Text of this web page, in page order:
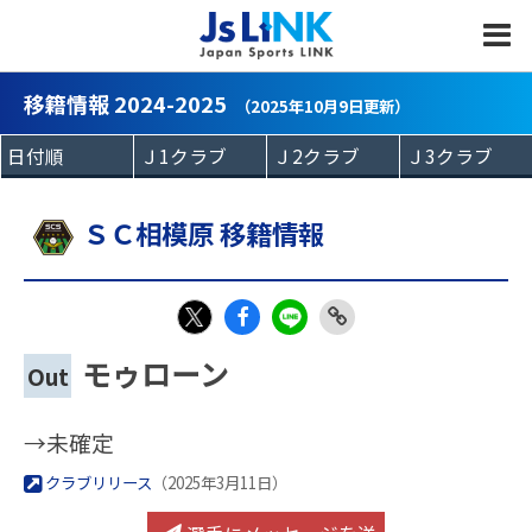
移籍情報 2024-2025 （2025年10月9日更新）
ＳＣ相模原 移籍情報
Out モゥローン
→未確定
クラブリリース （2025年3月11日）